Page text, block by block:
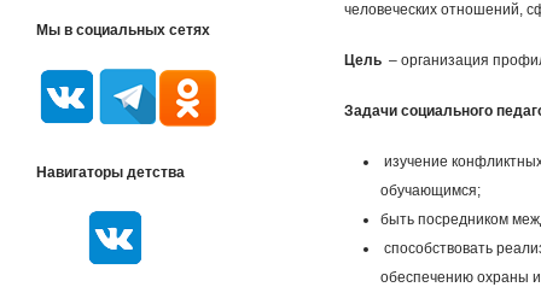
человеческих отношений,
Цель – организация
Задачи социального
изучение
обучающимся;
быть посредником
способствовать
обеспечению охраны
Мы в социальных сетях
Навигаторы детства